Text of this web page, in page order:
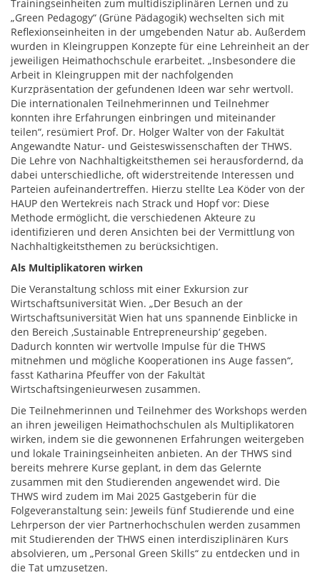
Trainingseinheiten zum multidisziplinären Lernen und zu
„Green Pedagogy“ (Grüne Pädagogik) wechselten sich mit
Reflexionseinheiten in der umgebenden Natur ab. Außerdem
wurden in Kleingruppen Konzepte für eine Lehreinheit an der
jeweiligen Heimathochschule erarbeitet. „Insbesondere die
Arbeit in Kleingruppen mit der nachfolgenden
Kurzpräsentation der gefundenen Ideen war sehr wertvoll.
Die internationalen Teilnehmerinnen und Teilnehmer
konnten ihre Erfahrungen einbringen und miteinander
teilen“, resümiert Prof. Dr. Holger Walter von der Fakultät
Angewandte Natur- und Geisteswissenschaften der THWS.
Die Lehre von Nachhaltigkeitsthemen sei herausfordernd, da
dabei unterschiedliche, oft widerstreitende Interessen und
Parteien aufeinandertreffen. Hierzu stellte Lea Köder von der
HAUP den Wertekreis nach Strack und Hopf vor: Diese
Methode ermöglicht, die verschiedenen Akteure zu
identifizieren und deren Ansichten bei der Vermittlung von
Nachhaltigkeitsthemen zu berücksichtigen.
Als Multiplikatoren wirken
Die Veranstaltung schloss mit einer Exkursion zur
Wirtschaftsuniversität Wien. „Der Besuch an der
Wirtschaftsuniversität Wien hat uns spannende Einblicke in
den Bereich ‚Sustainable Entrepreneurship‘ gegeben.
Dadurch konnten wir wertvolle Impulse für die THWS
mitnehmen und mögliche Kooperationen ins Auge fassen“,
fasst Katharina Pfeuffer von der Fakultät
Wirtschaftsingenieurwesen zusammen.
Die Teilnehmerinnen und Teilnehmer des Workshops werden
an ihren jeweiligen Heimathochschulen als Multiplikatoren
wirken, indem sie die gewonnenen Erfahrungen weitergeben
und lokale Trainingseinheiten anbieten. An der THWS sind
bereits mehrere Kurse geplant, in dem das Gelernte
zusammen mit den Studierenden angewendet wird. Die
THWS wird zudem im Mai 2025 Gastgeberin für die
Folgeveranstaltung sein: Jeweils fünf Studierende und eine
Lehrperson der vier Partnerhochschulen werden zusammen
mit Studierenden der THWS einen interdisziplinären Kurs
absolvieren, um „Personal Green Skills“ zu entdecken und in
die Tat umzusetzen.